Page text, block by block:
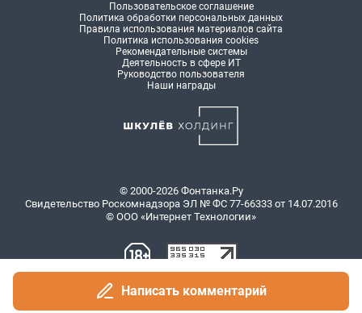
Пользовательское соглашение
Политика обработки персональных данных
Правила использования материалов сайта
Политика использования cookies
Рекомендательные системы
Деятельность в сфере ИТ
Руководство пользователя
Наши награды
© 2000-2026 Фонтанка.Ру
Свидетельство Роскомнадзора ЭЛ № ФС 77-66333 от 14.07.2016
© ООО «Интернет Технологии»
Написать комментарий